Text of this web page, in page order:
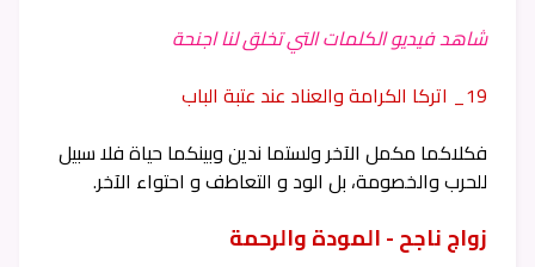
شاهد فيديو الكلمات التي تخلق لنا اجنحة
19_ اتركا الكرامة والعناد عند عتبة الباب
فكلاكما مكمل الآخر ولستما ندين وبينكما حياة فلا سبيل
للحرب والخصومة، بل الود و التعاطف و احتواء الآخر.
زواج ناجح - المودة والرحمة